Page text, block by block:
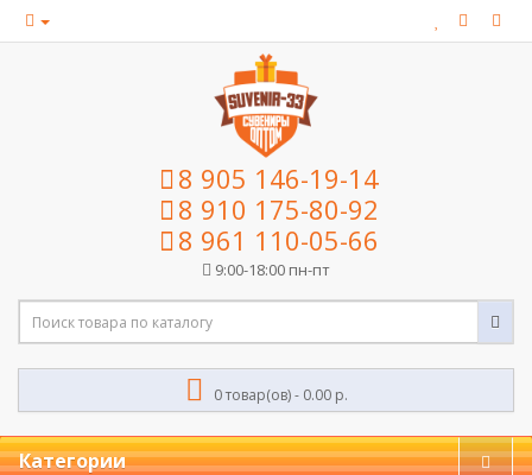
8 905 146-19-14
8 910 175-80-92
8 961 110-05-66
9:00-18:00 пн-пт
0 товар(ов) - 0.00 р.
Категории